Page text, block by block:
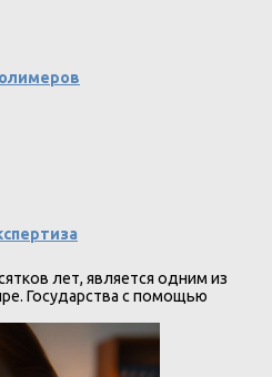
лет, является одним из
Государства с помощью